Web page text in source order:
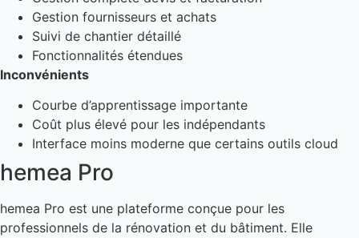
Gestion fournisseurs et achats
Suivi de chantier détaillé
Fonctionnalités étendues
Inconvénients
Courbe d’apprentissage importante
Coût plus élevé pour les indépendants
Interface moins moderne que certains outils cloud
hemea Pro
hemea Pro est une plateforme conçue pour les
professionnels de la rénovation et du bâtiment. Elle